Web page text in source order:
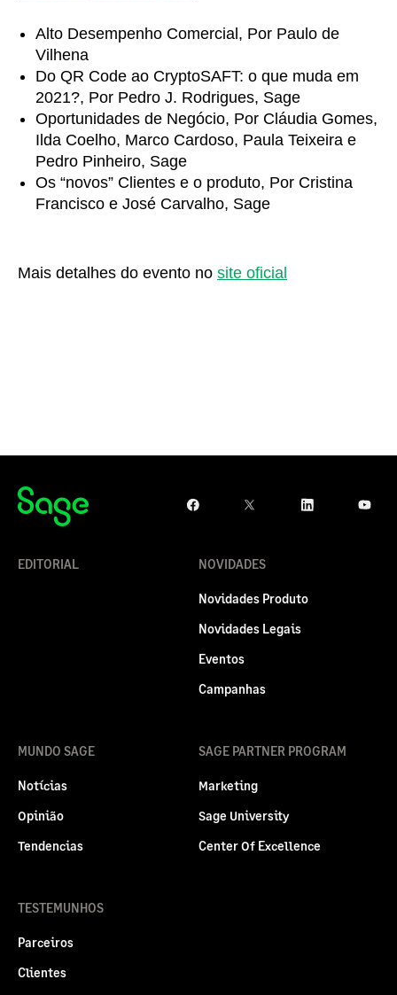
Alto Desempenho Comercial, Por Paulo de
Vilhena
Do QR Code ao CryptoSAFT: o que muda em
2021?, Por Pedro J. Rodrigues, Sage
Oportunidades de Negócio, Por Cláudia Gomes,
Ilda Coelho, Marco Cardoso, Paula Teixeira e
Pedro Pinheiro, Sage
Os “novos” Clientes e o produto, Por Cristina
Francisco e José Carvalho, Sage
Mais detalhes do evento no site oficial
EDITORIAL NOVIDADES
Novidades Produto
Novidades Legais
Eventos
Campanhas
MUNDO SAGE
Notícias
Opinião
Tendencias
SAGE PARTNER PROGRAM
Marketing
Sage University
Center Of Excellence
TESTEMUNHOS
Parceiros
Clientes